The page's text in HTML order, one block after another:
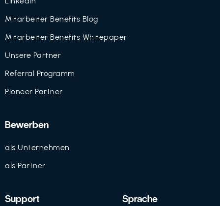
Mitarbeiter Benefits Blog
Mitarbeiter Benefits Whitepaper
Unsere Partner
Referral Programm
Pioneer Partner
Bewerben
als Unternehmen
als Partner
Support Sprache